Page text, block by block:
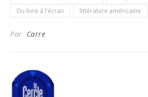
Du livre à l'écran
littérature américaine
Par Carre